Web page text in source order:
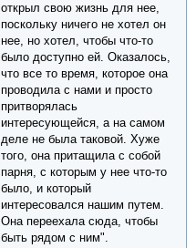
открыл свою жизнь для нее,
поскольку ничего не хотел он
нее, но хотел, чтобы что-то
было доступно ей. Оказалось,
что все то время, которое она
проводила с нами и просто
притворялась
интересующейся, а на самом
деле не была таковой. Хуже
того, она притащила с собой
парня, с которым у нее что-то
было, и который
интересовался нашим путем.
Она переехала сюда, чтобы
быть рядом с ним".